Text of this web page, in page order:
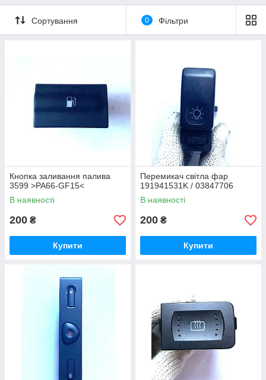
сайті у наявності на складі в Україні.
Сортування 0 Фільтри
Кнопка заливання палива
3599 >PA66-GF15<
В наявності
200 ₴
Купити
Перемикач світла фар
191941531K / 03847706
В наявності
200 ₴
Купити